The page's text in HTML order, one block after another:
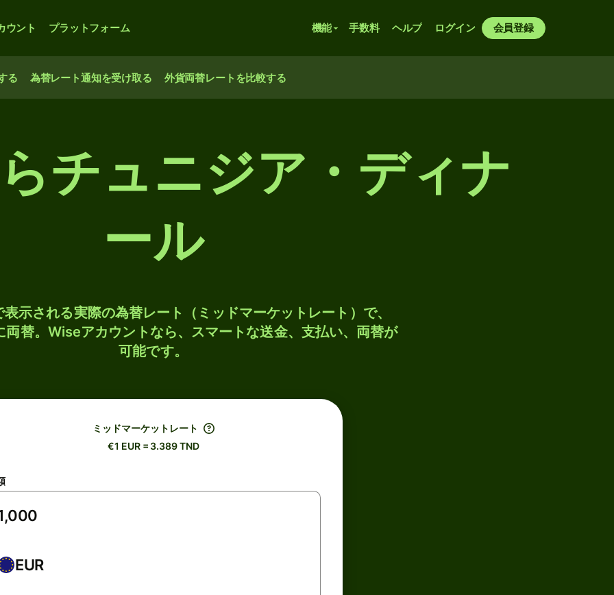
ウント プラットフォーム 機能 手数料 ヘルプ ログイン 会員登録
る 為替レート通知を受け取る 外貨両替レートを比較する
チュニジア・ディナ
ール
示される実際の為替レート（ミッドマーケットレート）で、
両替。Wiseアカウントなら、スマートな送金、支払い、両替が
可能です。
ミッドマーケットレート
€1 EUR = 3.389 TND
EUR